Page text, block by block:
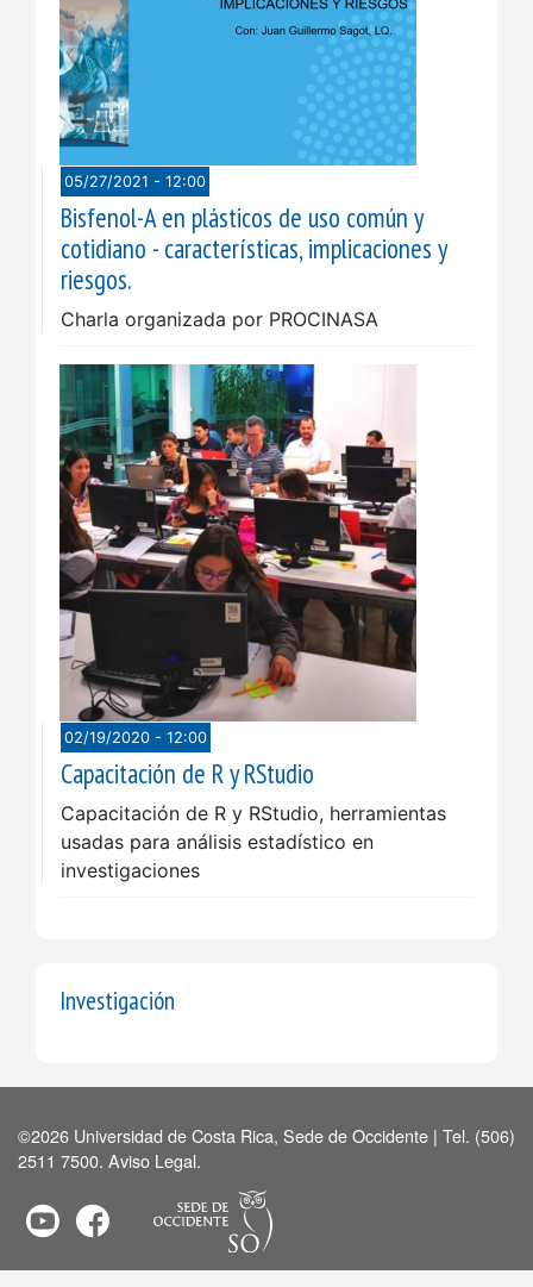
05/27/2021 - 12:00
Bisfenol-A en plásticos de uso común y
cotidiano - características, implicaciones y
riesgos.
Charla organizada por PROCINASA
02/19/2020 - 12:00
Capacitación de R y RStudio
Capacitación de R y RStudio, herramientas
usadas para análisis estadístico en
investigaciones
Investigación
©2026 Universidad de Costa Rica, Sede de Occidente | Tel. (506)
2511 7500. Aviso Legal.